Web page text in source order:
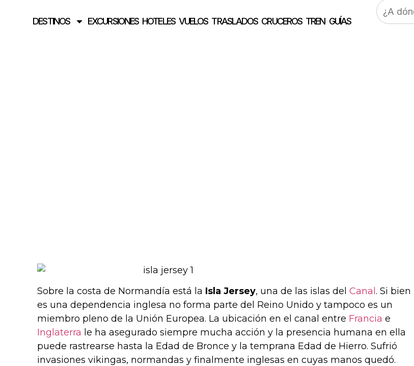
DESTINOS EXCURSIONES HOTELES VUELOS TRASLADOS CRUCEROS TREN GUÍAS
Buscar:
Sobre la costa de Normandía está la Isla Jersey, una de las islas del Canal . Si bien
es una dependencia inglesa no forma parte del Reino Unido y tampoco es un
miembro pleno de la Unión Europea. La ubicación en el canal entre Francia e
Inglaterra le ha asegurado siempre mucha acción y la presencia humana en ella
puede rastrearse hasta la Edad de Bronce y la temprana Edad de Hierro. Sufrió
invasiones vikingas, normandas y finalmente inglesas en cuyas manos quedó.